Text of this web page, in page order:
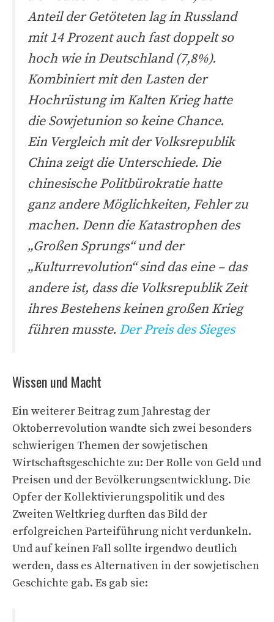
Anteil der Getöteten lag in Russland
mit 14 Prozent auch fast doppelt so
hoch wie in Deutschland (7,8%).
Kombiniert mit den Lasten der
Hochrüstung im Kalten Krieg hatte
die Sowjetunion so keine Chance.
Ein Vergleich mit der Volksrepublik
China zeigt die Unterschiede. Die
chinesische Politbürokratie hatte
ganz andere Möglichkeiten, Fehler zu
machen. Denn die Katastrophen des
„Großen Sprungs“ und der
„Kulturrevolution“ sind das eine – das
andere ist, dass die Volksrepublik Zeit
ihres Bestehens keinen großen Krieg
führen musste. Der Preis des Sieges
Wissen und Macht
Ein weiterer Beitrag zum Jahrestag der
Oktoberrevolution wandte sich zwei besonders
schwierigen Themen der sowjetischen
Wirtschaftsgeschichte zu: Der Rolle von Geld und
Preisen und der Bevölkerungsentwicklung. Die
Opfer der Kollektivierungspolitik und des
Zweiten Weltkrieg durften das Bild der
erfolgreichen Parteiführung nicht verdunkeln.
Und auf keinen Fall sollte irgendwo deutlich
werden, dass es Alternativen in der sowjetischen
Geschichte gab. Es gab sie: